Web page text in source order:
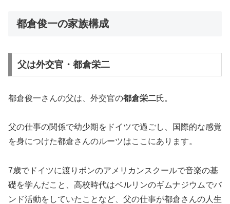
都倉俊一の家族構成
父は外交官・都倉栄二
都倉俊一さんの父は、外交官の都倉栄二氏。
父の仕事の関係で幼少期をドイツで過ごし、国際的な感覚
を身につけた都倉さんのルーツはここにあります。
7歳でドイツに渡りボンのアメリカンスクールで音楽の基
礎を学んだこと、高校時代はベルリンのギムナジウムでバ
ンド活動をしていたことなど、父の仕事が都倉さんの人生